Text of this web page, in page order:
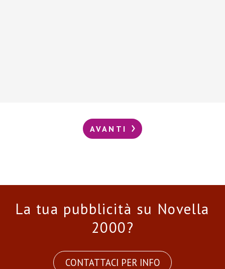
AVANTI
La tua pubblicità su Novella
2000?
CONTATTACI PER INFO